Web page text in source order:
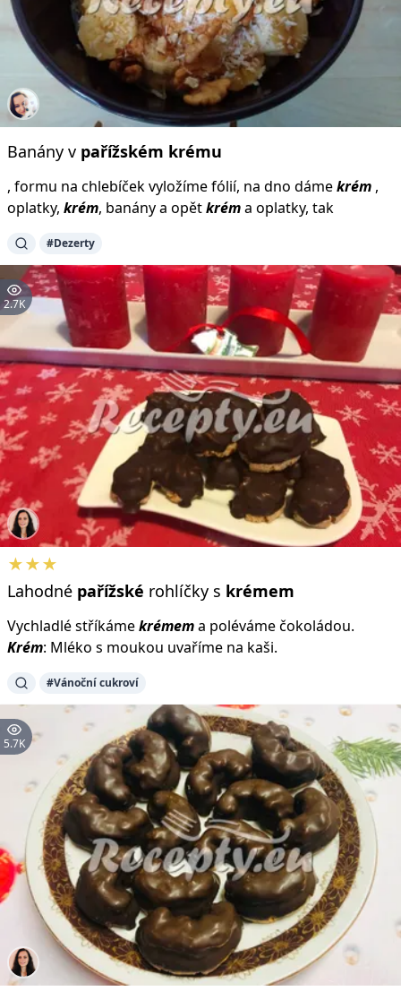
Banány v pařížském krému
, formu na chlebíček vyložíme fólií, na dno dámekrém ,
oplatky, krém, banány a opětkréma oplatky, tak
#Dezerty
2.7K
★★★
Lahodné pařížské rohlíčky s krémem
Vychladlé stříkámekrémema poléváme čokoládou.
Krém: Mléko s moukou uvaříme na kaši.
#Vánoční cukroví
5.7K